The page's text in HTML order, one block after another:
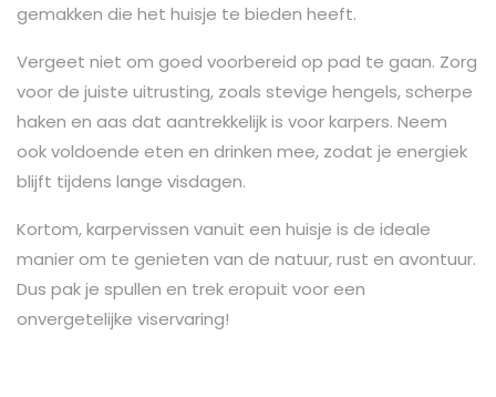
gemakken die het huisje te bieden heeft.
Vergeet niet om goed voorbereid op pad te gaan. Zorg
voor de juiste uitrusting, zoals stevige hengels, scherpe
haken en aas dat aantrekkelijk is voor karpers. Neem
ook voldoende eten en drinken mee, zodat je energiek
blijft tijdens lange visdagen.
Kortom, karpervissen vanuit een huisje is de ideale
manier om te genieten van de natuur, rust en avontuur.
Dus pak je spullen en trek eropuit voor een
onvergetelijke viservaring!